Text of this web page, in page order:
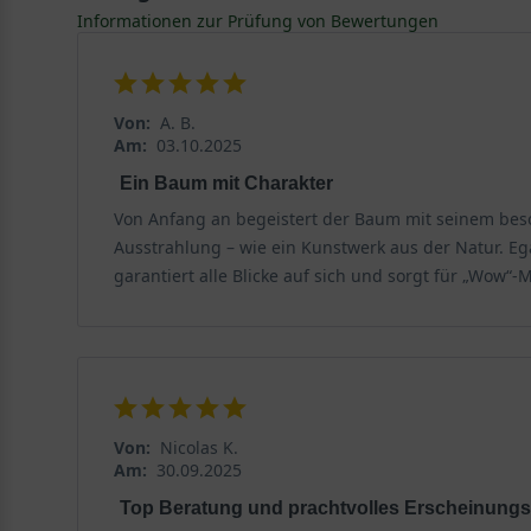
nährstoffreiche und möglichst durchlässige
Eine starke Herzwurzel versorgt die Libanon-Zeder
Cedrus libani ‘Pendula‘ wird über eine starke
Die Hängende Libanon-Zeder mag es sonnig
Die Libanon-Zeder eignet sich hervorragend für die
minus 20 Grad Celsius. Der belebende Nadelbaum
Verwendung der Cedrus libani ‘Pendula‘
Informationen zur Prüfung von Bewertungen
Von: A. B.
Am: 03.10.2025
Ein Baum mit Charakter
Von Anfang an begeistert der Baum mit seinem
Ausstrahlung – wie ein Kunstwerk aus der Natur.
garantiert alle Blicke auf sich und sorgt für „Wow“-
Von: Nicolas K.
Am: 30.09.2025
Top Beratung und prachtvolles